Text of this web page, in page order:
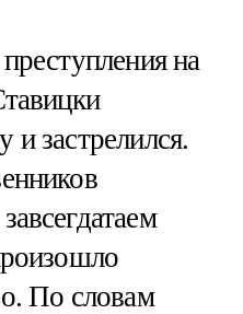
на
застрелился.
По словам